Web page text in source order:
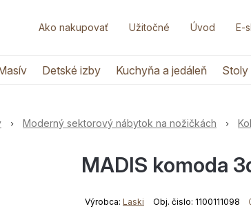
Ako nakupovať Užitočné Úvod E-
Detské izby Kuchyňa a jedáleň Stoly
Moderný sektorový nábytok na nožičkách
MADIS komoda
Výrobca: Laski Obj. čislo: 1100111098